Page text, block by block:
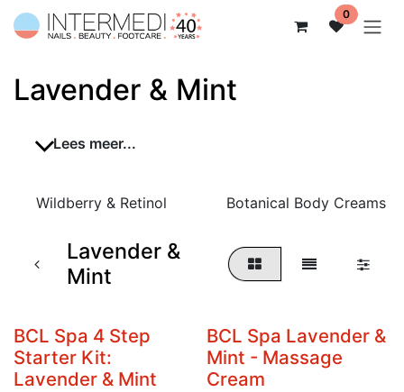
Overslaan naar inhoud 0
Lavender & Mint
Lees meer...
Wildberry & Retinol Botanical Body Creams
Lavender &
Mint
BCL Spa 4 Step
Starter Kit:
Lavender & Mint
BCL Spa Lavender &
Mint - Massage
Cream